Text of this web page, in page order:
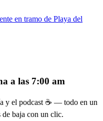
en tramo de Playa del
a las 7:00 am
y el podcast ☕ — todo en un
de baja con un clic.